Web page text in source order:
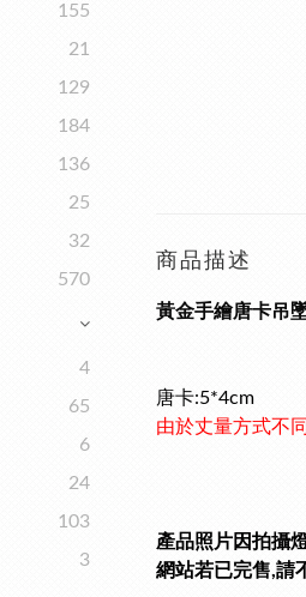
155
21
129
184
136
25
32
570
4
65
6
24
103
3
商品描述
黃金手繪唐卡吊
唐卡:5*4cm
由於丈量方式不
產品照片因拍攝
網站若已完售,請